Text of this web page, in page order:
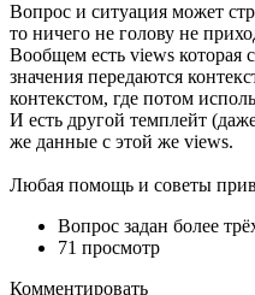
Вопрос и ситуация может
то ничего не голову не
Вообщем есть views которая
значения передаются
контекстом, где потом
И есть другой темплейт
же данные с этой же views.
Любая помощь и советы
Вопрос задан более
71 просмотр
Комментировать